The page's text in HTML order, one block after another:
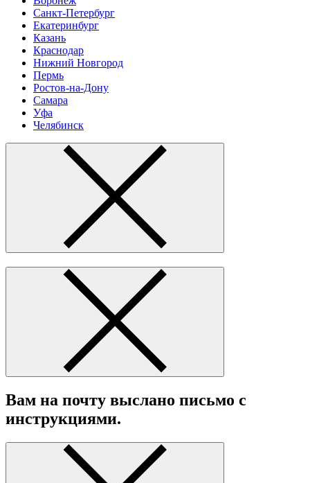
Санкт-Петербург
Екатеринбург
Казань
Краснодар
Нижний Новгород
Пермь
Ростов-на-Дону
Самара
Уфа
Челябинск
Вам на почту выслано письмо с
инструкциями.